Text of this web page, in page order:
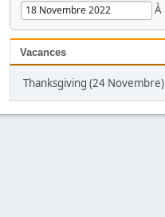
À
Vacances
Thanksgiving (24 Novembre)